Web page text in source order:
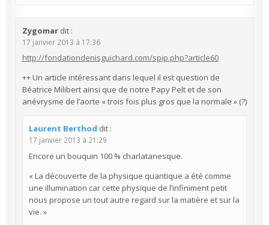
Zygomar dit :
17 janvier 2013 à 17:36
http://fondationdenisguichard.com/spip.php?article60
++ Un article intéressant dans lequel il est question de
Béatrice Milibert ainsi que de notre Papy Pelt et de son
anévrysme de l’aorte « trois fois plus gros que la normale » (?)
Laurent Berthod dit :
17 janvier 2013 à 21:29
Encore un bouquin 100 % charlatanesque.
« La découverte de la physique quantique a été comme
une illumination car cette physique de l’infiniment petit
nous propose un tout autre regard sur la matière et sur la
vie. »